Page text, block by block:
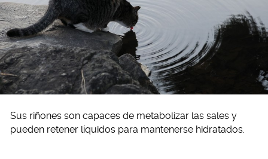
Sus riñones son capaces de metabolizar las sales y
pueden retener líquidos para mantenerse hidratados.